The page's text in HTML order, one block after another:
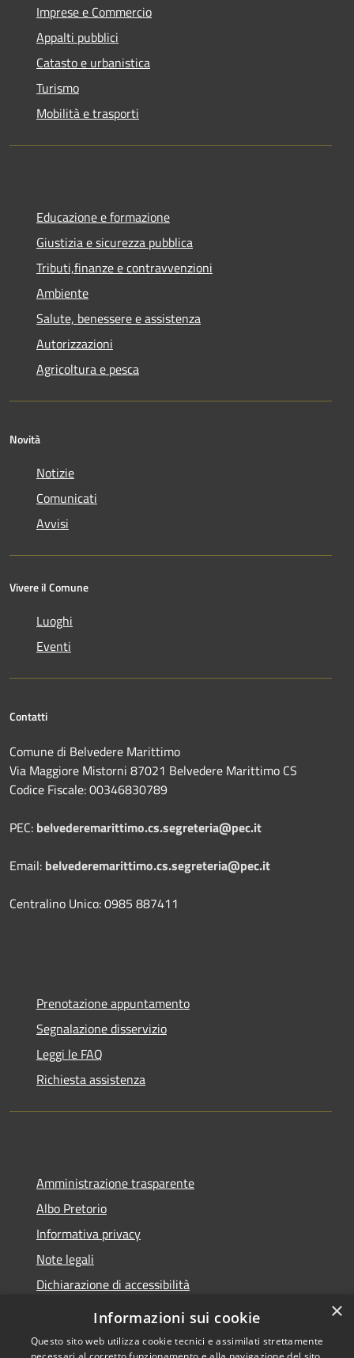
Imprese e Commercio
Appalti pubblici
Catasto e urbanistica
Turismo
Mobilità e trasporti
Educazione e formazione
Giustizia e sicurezza pubblica
Tributi,finanze e contravvenzioni
Ambiente
Salute, benessere e assistenza
Autorizzazioni
Agricoltura e pesca
Novità
Notizie
Comunicati
Avvisi
Vivere il Comune
Luoghi
Eventi
Contatti
Comune di Belvedere Marittimo
Via Maggiore Mistorni 87021 Belvedere Marittimo CS
Codice Fiscale: 00346830789
PEC: belvederemarittimo.cs.segreteria@pec.it
Email: belvederemarittimo.cs.segreteria@pec.it
Centralino Unico: 0985 887411
Prenotazione appuntamento
Segnalazione disservizio
Leggi le FAQ
Richiesta assistenza
Amministrazione trasparente
Albo Pretorio
Informativa privacy
Note legali
Dichiarazione di accessibilità
×
Informazioni sui cookie
Questo sito web utilizza cookie tecnici e assimilati strettamente